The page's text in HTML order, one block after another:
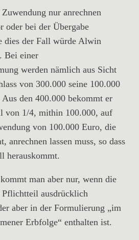
nur anrechnen
oder bei der Übergabe
dies der Fall würde Alwin
Bei einer
werden nämlich aus Sicht
von 300.000 seine 100.000
den 400.000 bekommt er
von 1/4, mithin 100.000, auf
von 100.000 Euro, die
anrechnen lassen muss, so dass
herauskommt.
man aber nur, wenn die
ausdrücklich
aber in der Formulierung „im
Erbfolge“ enthalten ist.